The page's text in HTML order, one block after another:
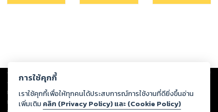
Copyright © 2026
ต่อผลงานหรือเนื้อหาใดที่อัปโหลดผ่านเว็บไซต์และปรากฏว่าละเมิดสิทธิใน
ทรัพย์สินทางปัญญาของบุคคลอื่นหรือขัดต่อกฎหมายและศีลธรรม ดังนั้น ผู้อ่าน
ทุกท่านโปรดใช้วิจารณญาณในการกลั่นกรองด้วยตนเอง และหากท่านพบว่าส่วน
การใช้คุกกี้
เราใช้คุกกี้เพื่อให้ทุกคนได้ประสบการณ์การใช้งานที่ดียิ่งขึ้นอ่าน
เพิ่มเติม คลิก (Privacy Policy) และ (Cookie Policy)